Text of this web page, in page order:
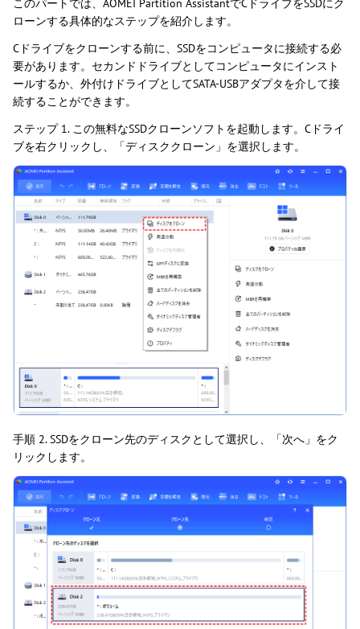
ローンする具体的なステップを紹介します。
Cドライブをクローンする前に、SSDをコンピュータに接続する必
要があります。セカンドドライブとしてコンピュータにインスト
ールするか、外付けドライブとしてSATA-USBアダプタを介して接
続することができます。
ステップ 1. この無料なSSDクローンソフトを起動します。Cドライ
ブを右クリックし、「ディスククローン」を選択します。
手順 2. SSDをクローン先のディスクとして選択し、「次へ」をク
リックします。